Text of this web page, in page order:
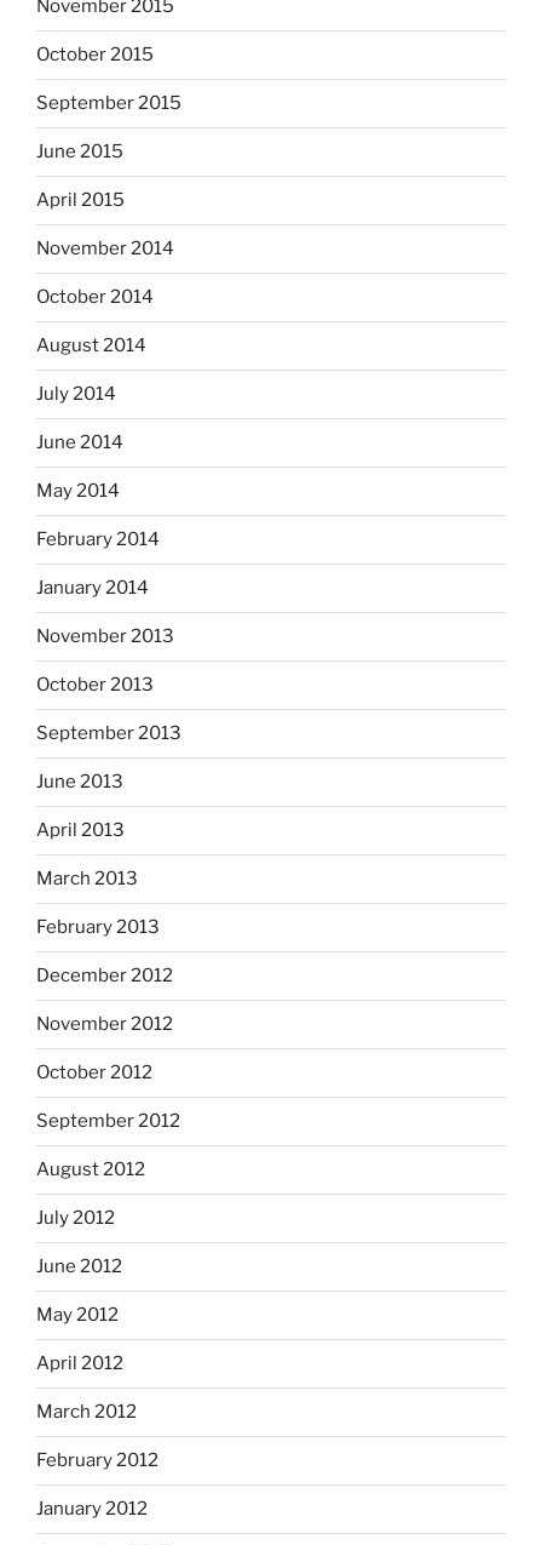
November 2015
October 2015
September 2015
June 2015
April 2015
November 2014
October 2014
August 2014
July 2014
June 2014
May 2014
February 2014
January 2014
November 2013
October 2013
September 2013
June 2013
April 2013
March 2013
February 2013
December 2012
November 2012
October 2012
September 2012
August 2012
July 2012
June 2012
May 2012
April 2012
March 2012
February 2012
January 2012